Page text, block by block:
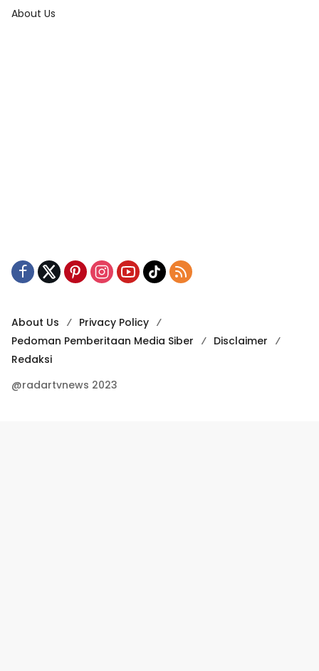
About Us
About Us
Privacy Policy
Pedoman Pemberitaan Media Siber
Disclaimer
Redaksi
@radartvnews 2023